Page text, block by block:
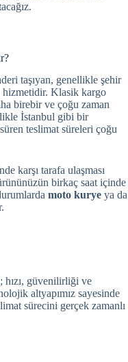
taşıyan, genellikle şehir
hizmetidir. Klasik kargo
birebir ve çoğu zaman
İstanbul gibi bir
teslimat süreleri çoğu
karşı tarafa ulaşması
birkaç saat içinde
moto kurye ya da
hızı, güvenilirliği ve
altyapımız sayesinde
sürecini gerçek zamanlı